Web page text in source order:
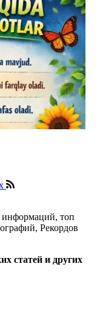
информаций, топ
Рекордов
статей и других